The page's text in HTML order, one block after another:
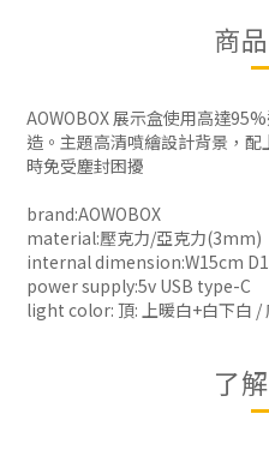
商
AOWOBOX 展示盒使用高達
造。主題高清噴繪設計背景，
時免受塵封困擾
brand:AOWOBOX
material:壓克力/亞克力(3mm)
internal dimension:W15cm
power supply:5v USB type-C
light color: 頂: 上暖白+白下白 /
了